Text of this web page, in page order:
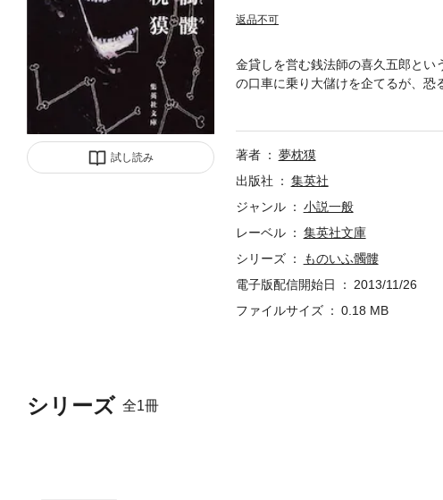
試し読み
返品不可
シリーズ 全1冊
金貸しを営む銭法師の喜久五郎とい
の口車に乗り大儲けを企てるが、
出来事や、暴漢に襲われた男が垣
著者
夢枕獏
出版社
集英社
ジャンル
小説一般
レーベル
集英社文庫
シリーズ
ものいふ髑髏
電子版配信開始日
2013/11/26
ファイルサイズ
0.18 MB